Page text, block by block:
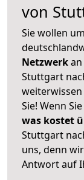
von
Sie wollen
Netzwerk
Stuttgart
Sie! Wenn
was kostet
Stuttgart
uns, denn
Antwort auf